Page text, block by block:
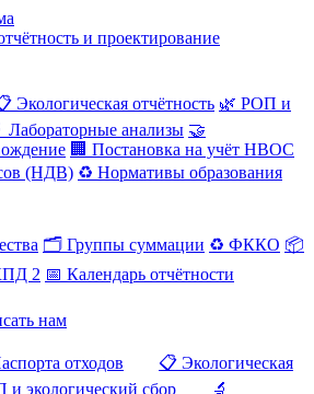
и проектирование
Экологическая отчётность 🌿 РОП и
Лабораторные анализы 🤝
🏢 Постановка на учёт НВОС
(НДВ) ♻️ Нормативы образования
🗂️ Группы суммации ♻️ ФККО 📦
2 📅 Календарь отчётности
нам
отходов
📋 Экологическая
экологический сбор
🔬